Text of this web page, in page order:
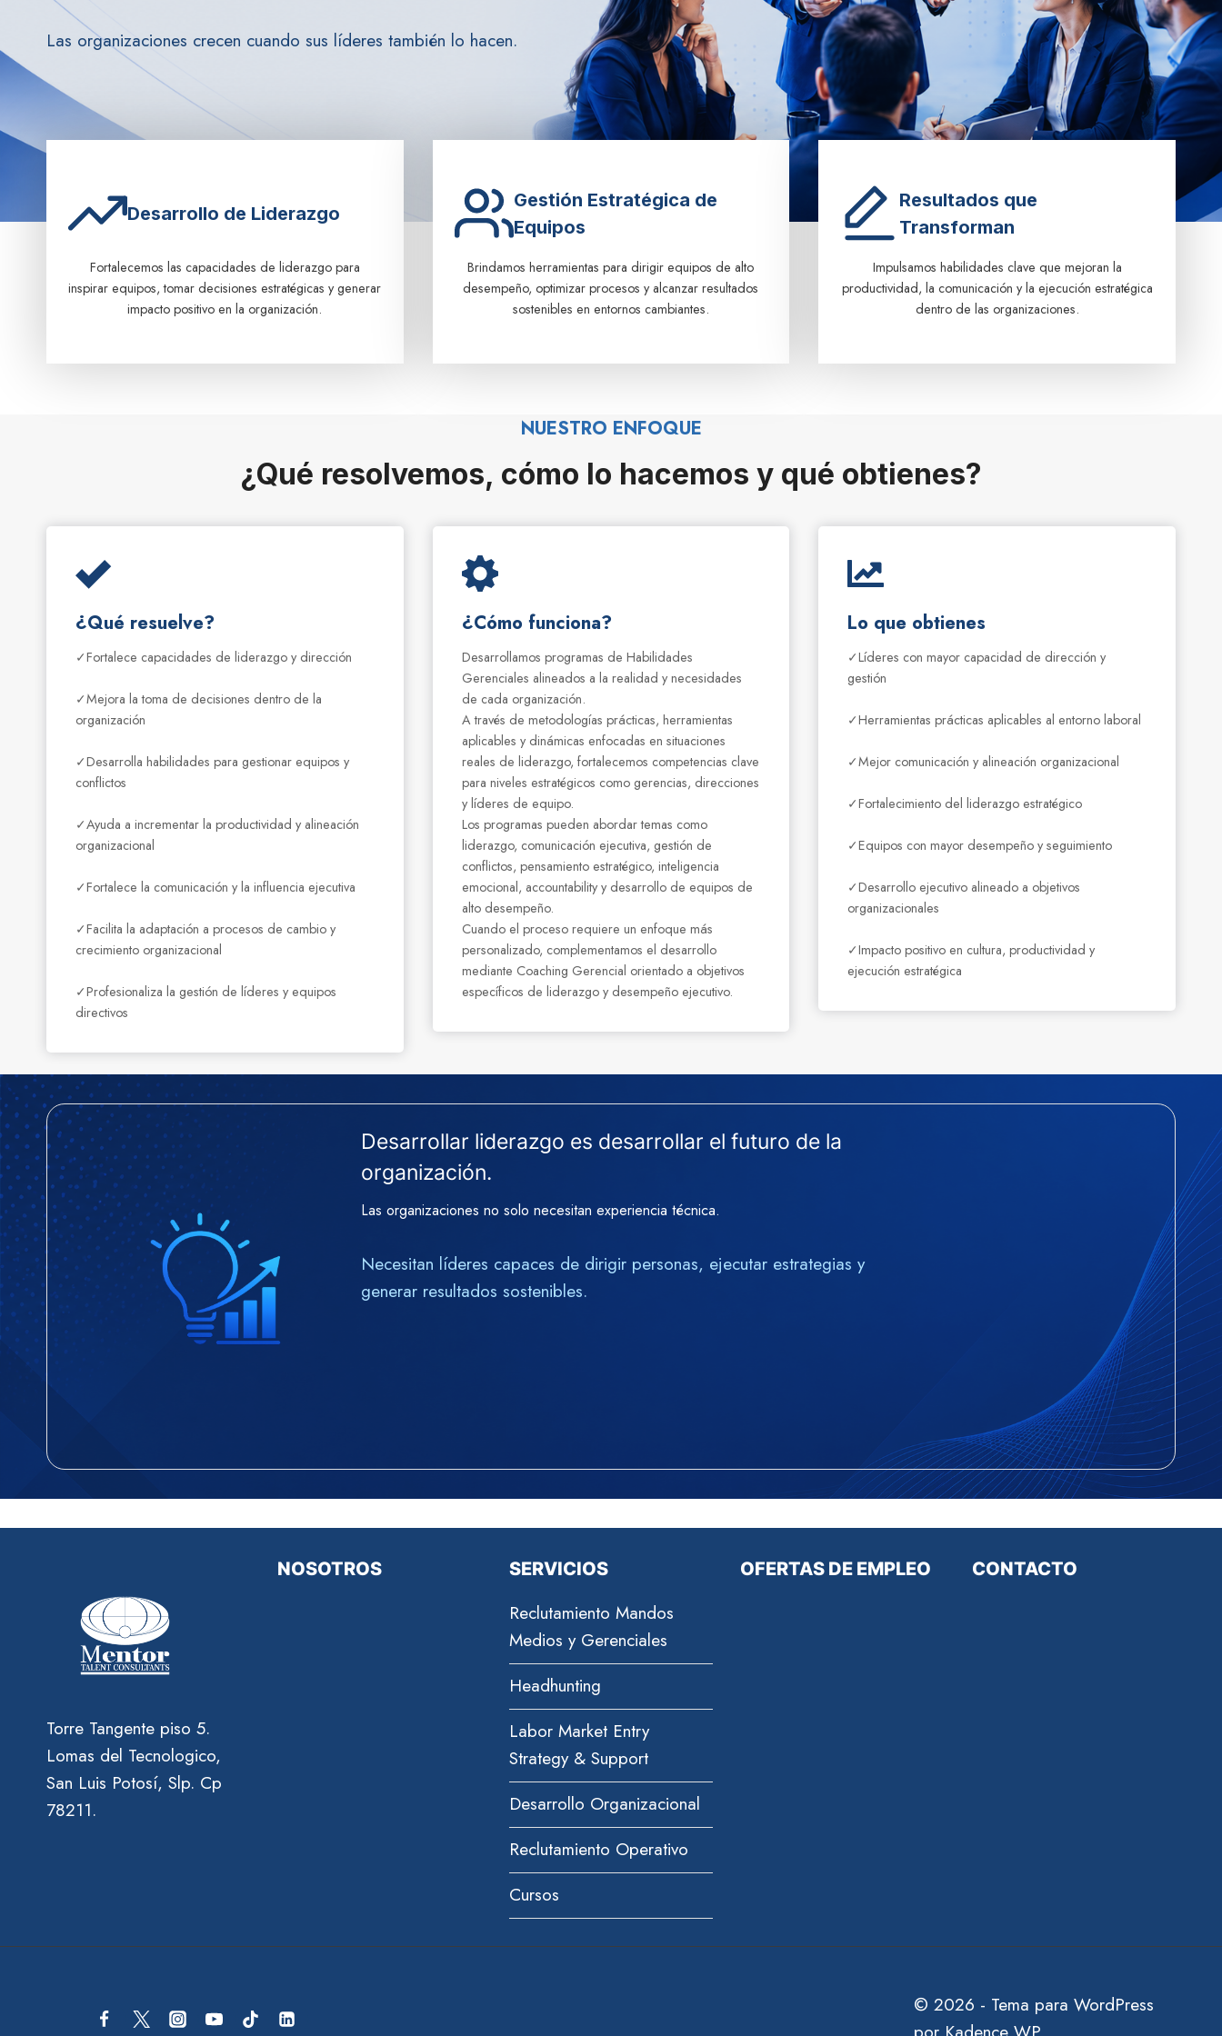
Las organizaciones crecen cuando sus líderes también lo hacen.
Desarrollo de Liderazgo
Fortalecemos las capacidades de liderazgo para
inspirar equipos, tomar decisiones estratégicas y generar
impacto positivo en la organización.
Gestión Estratégica de
Equipos
Brindamos herramientas para dirigir equipos de alto
desempeño, optimizar procesos y alcanzar resultados
sostenibles en entornos cambiantes.
Resultados que
Transforman
Impulsamos habilidades clave que mejoran la
productividad, la comunicación y la ejecución estratégica
dentro de las organizaciones.
NUESTRO ENFOQUE
¿Qué resolvemos, cómo lo hacemos y qué obtienes?
¿Qué resuelve?
✓Fortalece capacidades de liderazgo y dirección
✓Mejora la toma de decisiones dentro de la
organización
✓Desarrolla habilidades para gestionar equipos y
conflictos
✓Ayuda a incrementar la productividad y alineación
organizacional
✓Fortalece la comunicación y la influencia ejecutiva
✓Facilita la adaptación a procesos de cambio y
crecimiento organizacional
✓Profesionaliza la gestión de líderes y equipos
directivos
¿Cómo funciona?
Desarrollamos programas de Habilidades
Gerenciales alineados a la realidad y necesidades
de cada organización.
A través de metodologías prácticas, herramientas
aplicables y dinámicas enfocadas en situaciones
reales de liderazgo, fortalecemos competencias clave
para niveles estratégicos como gerencias, direcciones
y líderes de equipo.
Los programas pueden abordar temas como
liderazgo, comunicación ejecutiva, gestión de
conflictos, pensamiento estratégico, inteligencia
emocional, accountability y desarrollo de equipos de
alto desempeño.
Cuando el proceso requiere un enfoque más
personalizado, complementamos el desarrollo
mediante Coaching Gerencial orientado a objetivos
específicos de liderazgo y desempeño ejecutivo.
Lo que obtienes
✓Líderes con mayor capacidad de dirección y
gestión
✓Herramientas prácticas aplicables al entorno laboral
✓Mejor comunicación y alineación organizacional
✓Fortalecimiento del liderazgo estratégico
✓Equipos con mayor desempeño y seguimiento
✓Desarrollo ejecutivo alineado a objetivos
organizacionales
✓Impacto positivo en cultura, productividad y
ejecución estratégica
Desarrollar liderazgo es desarrollar el futuro de la
organización.
Las organizaciones no solo necesitan experiencia técnica.
Necesitan líderes capaces de dirigir personas, ejecutar estrategias y
generar resultados sostenibles.
Torre Tangente piso 5.
Lomas del Tecnologico,
San Luis Potosí, Slp. Cp
78211.
NOSOTROS SERVICIOS
Reclutamiento Mandos
Medios y Gerenciales
Headhunting
Labor Market Entry
Strategy & Support
Desarrollo Organizacional
Reclutamiento Operativo
Cursos
OFERTAS DE EMPLEO CONTACTO
© 2026 - Tema para WordPress